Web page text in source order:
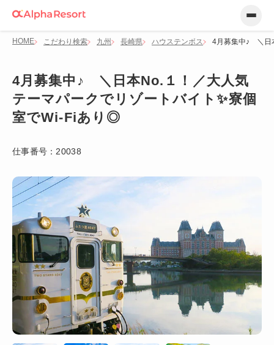
HOME こだわり検索 九州 長崎県 ハウステンボス 4月募集中♪ ＼日
4月募集中♪ ＼日本No.１！／大人気
テーマパークでリゾートバイト✨寮個
室でWi-Fiあり◎
仕事番号： 20038